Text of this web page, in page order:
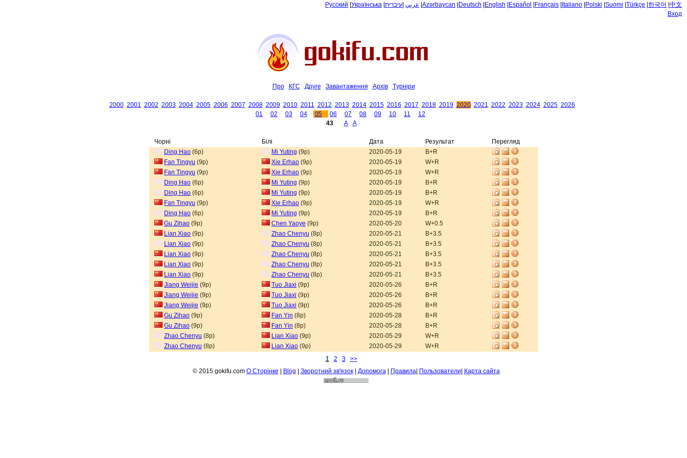
Русский Українська عربي עיברית Azərbaycan Deutsch English Español Français Italiano Polski Suomi Türkçe 한국어 中文
Вход
Про КГС Друге Завантаження Архiв Tурнiри
2000 2001 2002 2003 2004 2005 2006 2007 2008 2009 2010 2011 2012 2013 2014 2015 2016 2017 2018 2019 2020 2021 2022 2023 2024 2025 2026
01
02 03 04 05 06 07 08 09 10 11
12
43
A A
Чорні Білі Дата Результат
Перегляд
Ding Hao (6p) Mi Yuting (9p) 2020-05-19
B+R
Fan Tingyu (9p) Xie Erhao (9p) 2020-05-19
W+R
Fan Tingyu (9p) Xie Erhao (9p) 2020-05-19
W+R
Ding Hao (6p) Mi Yuting (9p) 2020-05-19
B+R
Ding Hao (6p) Mi Yuting (9p) 2020-05-19
B+R
Fan Tingyu (9p) Xie Erhao (9p) 2020-05-19
W+R
Ding Hao (6p) Mi Yuting (9p) 2020-05-19
B+R
Gu Zihao (9p) Chen Yaoye (9p) 2020-05-20
W+0.5
Lian Xiao (9p) Zhao Chenyu (8p) 2020-05-21
B+3.5
Lian Xiao (9p) Zhao Chenyu (8p) 2020-05-21
B+3.5
Lian Xiao (9p) Zhao Chenyu (8p) 2020-05-21
B+3.5
Lian Xiao (9p) Zhao Chenyu (8p) 2020-05-21
B+3.5
Lian Xiao (9p) Zhao Chenyu (8p) 2020-05-21
B+3.5
Jiang Weijie (9p) Tuo Jiaxi (9p) 2020-05-26
B+R
Jiang Weijie (9p) Tuo Jiaxi (9p) 2020-05-26
B+R
Jiang Weijie (9p) Tuo Jiaxi (9p) 2020-05-26
B+R
Gu Zihao (9p) Fan Yin (8p) 2020-05-28
B+R
Gu Zihao (9p) Fan Yin (8p) 2020-05-28
B+R
Zhao Chenyu (8p) Lian Xiao (9p) 2020-05-29
W+R
Zhao Chenyu (8p) Lian Xiao (9p) 2020-05-29
W+R
1
2 3
>>
© 2015 gokifu.com О Сторiнке | Blog | Зворотний зв'язок| Допомога | Правила| Пользователи| Карта сайта